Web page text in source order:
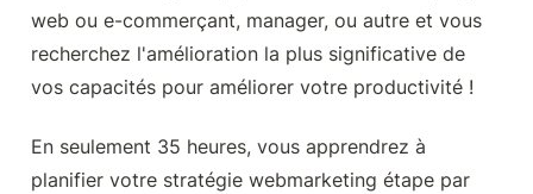
web ou e-commerçant, manager, ou autre et vous
recherchez l'amélioration la plus significative de
vos capacités pour améliorer votre productivité !
En seulement 35 heures, vous apprendrez à
planifier votre stratégie webmarketing étape par